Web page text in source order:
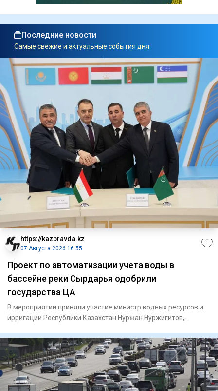
Последние новости
Самые свежие и актуальные события дня
https://kazpravda.kz
07 Августа 2026 16:55
Проект по автоматизации учета воды в
бассейне реки Сырдарья одобрили
государства ЦА
В мероприятии приняли участие министр водных ресурсов и
ирригации Республики Казахстан Нуржан Нуржигитов,